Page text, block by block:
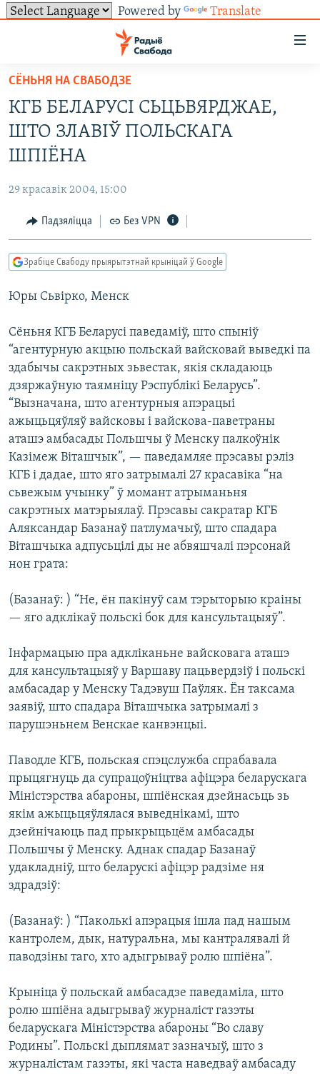
Powered by Translate
ўнівэрсальнага
доступу
Перайсьці
да
галоўнага
зьместу
да
навігацыі
Перайсьці
да
ВІДЭА І ФОТА
ПАЛІТЫКА
ЭКАНОМІКА
ПАЛІТВЯЗЬНІ
КУЛЬТУРА
КАЛЯНДАР
ТОЛЬКІ НА СВАБОДЗЕ
ТЭСТЫ
ГІСТОРЫЯ НА СВАБОДЗЕ
ПАДКАСТЫ
PREMIUM
НА ХВАЛЯХ СВАБОДЫ
СУВЯЗЬ
ПАДЗЯЛІЦЦА ІНФАРМАЦЫЯЙ
RSS
ПАДКАСТЫ
Усе сайты РС/РСЭ
СЁНЬНЯ НА СВАБОДЗЕ
КГБ БЕЛАРУСІ СЬЦЬВЯРДЖАЕ,
ШТО ЗЛАВІЎ ПОЛЬСКАГА
ШПІЁНА
29 красавік 2004, 15:00
Падзяліцца Без VPN
Зрабіце Свабоду прыярытэтнай крыніцай ў Google
Юры Сьвірко, Менск
Сёньня КГБ Беларусі паведаміў, што спыніў
“агентурную акцыю польскай вайсковай выведкі па
здабычы сакрэтных зьвестак, якія складаюць
дзяржаўную таямніцу Рэспублікі Беларусь”.
“Вызначана, што агентурныя апэрацыі
ажыцьцяўляў вайсковы і вайскова-паветраны
аташэ амбасады Польшчы ў Менску палкоўнік
Казімеж Віташчык”, — паведамляе прэсавы рэліз
КГБ і дадае, што яго затрымалі 27 красавіка “на
сьвежым учынку” ў момант атрыманьня
сакрэтных матэрыялаў. Прэсавы сакратар КГБ
Аляксандар Базанаў патлумачыў, што спадара
Віташчыка адпусьцілі ды не абвяшчалі пэрсонай
нон грата:
(Базанаў: ) “Не, ён пакінуў сам тэрыторыю краіны
— яго адклікаў польскі бок для кансультацыяў”.
Інфармацыю пра адкліканьне вайсковага аташэ
для кансультацыяў у Варшаву пацьвердзіў і польскі
амбасадар у Менску Тадэвуш Паўляк. Ён таксама
заявіў, што спадара Віташчыка затрымалі з
парушэньнем Венскае канвэнцыі.
Паводле КГБ, польская спэцслужба спрабавала
прыцягнуць да супрацоўніцтва афіцэра беларускага
Міністэрства абароны, шпіёнская дзейнасьць зь
якім ажыцьцяўлялася выведнікамі, што
дзейнічаюць пад прыкрыцьцём амбасады
Польшчы ў Менску. Аднак спадар Базанаў
удакладніў, што беларускі афіцэр радзіме ня
здрадзіў:
(Базанаў: ) “Паколькі апэрацыя ішла пад нашым
кантролем, дык, натуральна, мы кантралявалі й
паводзіны таго, хто адыгрываў ролю шпіёна”.
Крыніца ў польскай амбасадзе паведаміла, што
ролю шпіёна адыгрываў журналіст газэты
беларускага Міністэрства абароны “Во славу
Родины”. Польскі дыплямат зазначыў, што з
журналістам газэты, які часта наведваў амбасаду